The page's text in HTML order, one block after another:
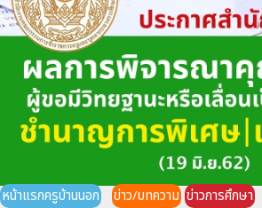
หน้าแรกครูบ้านนอก ข่าว/บทความ ข่าวการศึกษา